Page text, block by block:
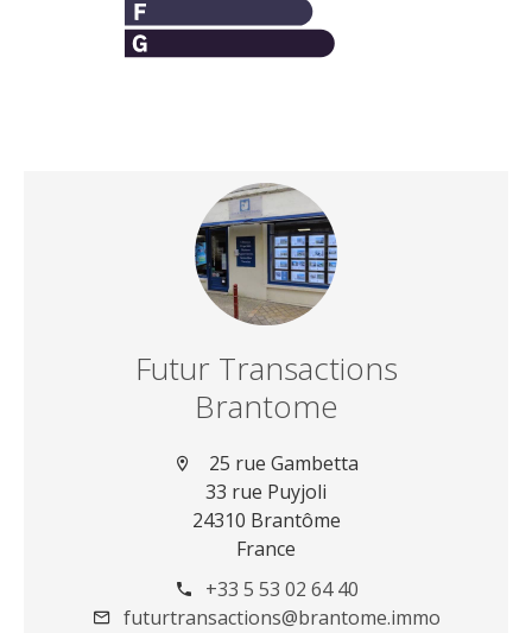
Futur Transactions
Brantome
25 rue Gambetta
33 rue Puyjoli
24310 Brantôme
France
+33 5 53 02 64 40
futurtransactions@brantome.immo